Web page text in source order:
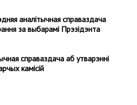
аналітычная справаздача
за выбарамі Прэзідэнта
cправаздача аб утварэнні
камісій